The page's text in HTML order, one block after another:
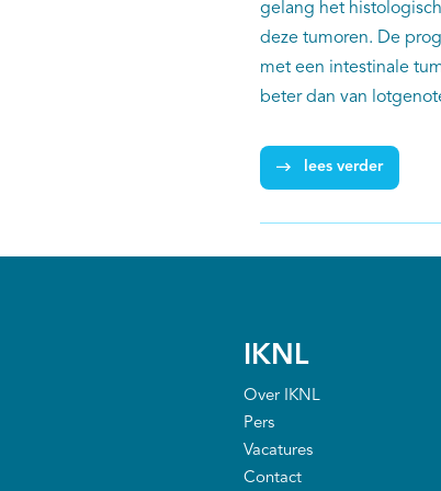
gelang het
deze tumoren. De
met een intestinale
beter dan van
van Rosa van der Kaaij
Amsterdam), waarin
lees verder
IKNL
Over IKNL
Pers
Vacatures
Contact